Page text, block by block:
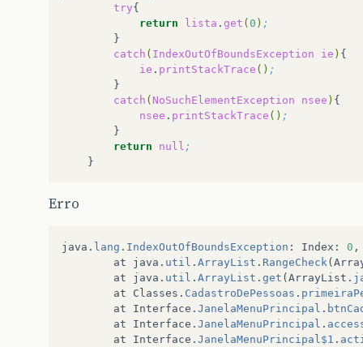
try
return
lista . get ( 0 ) ;
catch ( IndexOutOfBoundsException ie )
ie . printStackTrace () ;
catch ( NoSuchElementException nsee )
nsee . printStackTrace () ;
return
null ;
Erro
java . lang . IndexOutOfBoundsException : Index : 0 ,
at
java . util . ArrayList . RangeCheck(
at
java . util . ArrayList . get ( ArrayList .
at
Classes . CadastroDePessoas .
at
Interface . JanelaMenuPrincipal .
at
Interface . JanelaMenuPrincipal .
at
Interface . JanelaMenuPrincipal$1 .